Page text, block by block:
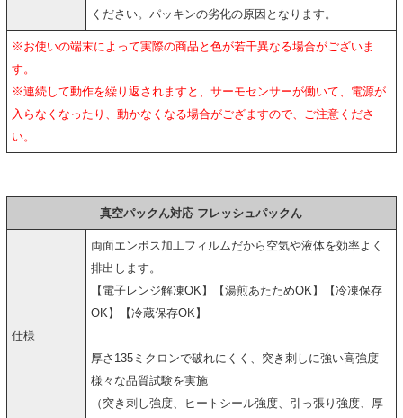
ください。パッキンの劣化の原因となります。
※お使いの端末によって実際の商品と色が若干異なる場合がございま
す。
※連続して動作を繰り返されますと、サーモセンサーが働いて、電源が
入らなくなったり、動かなくなる場合がござますので、ご注意くださ
い。
真空パックん対応 フレッシュパックん
仕様
両面エンボス加工フィルムだから空気や液体を効率よく
排出します。
【電子レンジ解凍OK】【湯煎あたためOK】【冷凍保存
OK】【冷蔵保存OK】
厚さ135ミクロンで破れにくく、突き刺しに強い高強度
様々な品質試験を実施
（突き刺し強度、ヒートシール強度、引っ張り強度、厚